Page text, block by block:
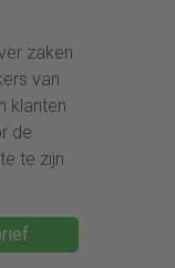
zaken
van
klanten
de
te zijn